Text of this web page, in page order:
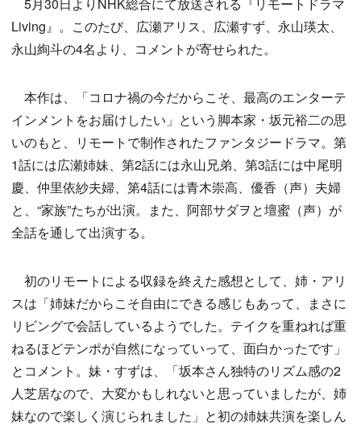
5月30日よりNHK総合にて放送される『リモートドラマ
Living』。このたび、広瀬アリス、広瀬すず、永山瑛太、
永山絢斗の4名より、コメントが寄せられた。
本作は、「コロナ禍の今だからこそ、最高のエンターテ
インメントをお届けしたい」という脚本家・坂元裕二の思
いのもと、リモートで制作されたファンタジードラマ。第
1話には広瀬姉妹、第2話には永山兄弟、第3話には中尾明
慶、仲里依紗夫婦、第4話には青木崇高、優香（声）夫婦
と、“家族”たちが出演。また、阿部サダヲと壇蜜（声）が
全話を通して出演する。
初のリモートによる収録を終えた感想として、姉・アリ
スは「姉妹だからこそ自由にできる感じもあって、まさに
リビングで会話しているようでした。テイクを重ねれば重
ねるほどテンポが自然になっていって、面白かったです」
とコメント。妹・すずは、「坂本さん独特のリズム感の2
人芝居なので、大変かもしれないと思っていましたが、姉
妹なので楽しく演じられました」と初の姉妹共演を楽しん